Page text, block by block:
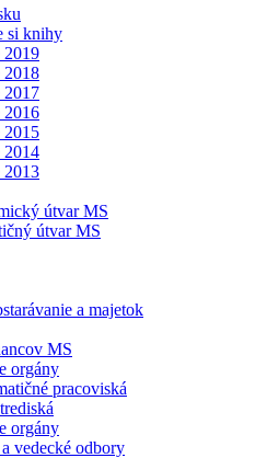
si knihy
2019
2018
2017
2016
2015
2014
2013
útvar MS
útvar MS
a majetok
MS
orgány
pracoviská
orgány
vedecké odbory